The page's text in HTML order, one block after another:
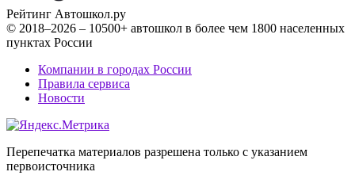
Рейтинг Автошкол.ру
© 2018–2026 – 10500+ автошкол в более чем 1800 населенных
пунктах России
Компании в городах России
Правила сервиса
Новости
Перепечатка материалов разрешена только с указанием
первоисточника